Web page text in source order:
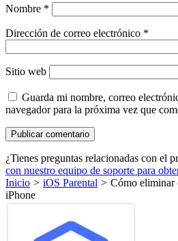
Nombre *
Dirección de correo electrónico *
Sitio web
Guarda mi nombre, correo
navegador para la próxima vez que
¿Tienes preguntas relacionadas con el
con nuestro equipo de soporte para
Inicio > iOS Parental > Cómo eliminar
iPhone